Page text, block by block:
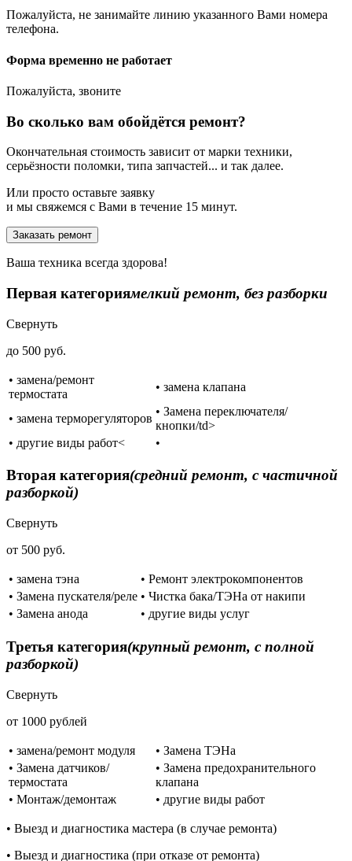
Пожалуйста, не занимайте линию указанного Вами номера
телефона.
Форма временно не работает
Пожалуйста, звоните
Во сколько вам обойдётся ремонт?
Окончательная стоимость зависит от марки техники,
серьёзности поломки, типа запчастей... и так далее.
Или просто оставьте заявку
и мы свяжемся с Вами в течение 15 минут.
Заказать ремонт
Ваша техника всегда здорова!
Первая категориямелкий ремонт, без разборки
Свернуть
до 500 руб.
• замена/ремонт
термостата
• замена клапана
• замена терморегуляторов
• Замена переключателя/
кнопки/td>
• другие виды работ<
•
Вторая категория(средний ремонт, с частичной
разборкой)
Свернуть
от 500 руб.
• замена тэна
• Ремонт электрокомпонентов
• Замена пускателя/реле • Чистка бака/ТЭНа от накипи
• Замена анода
• другие виды услуг
Третья категория(крупный ремонт, с полной
разборкой)
Свернуть
от 1000 рублей
• замена/ремонт модуля
• Замена ТЭНа
• Замена датчиков/
термостата
• Замена предохранительного
клапана
• Монтаж/демонтаж
• другие виды работ
• Выезд и диагностика мастера (в случае ремонта)
• Выезд и диагностика (при отказе от ремонта)